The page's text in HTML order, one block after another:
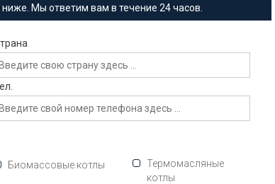
Мы ответим вам в течение 24 часов.
Биомассовые котлы
Термомасляные
котлы